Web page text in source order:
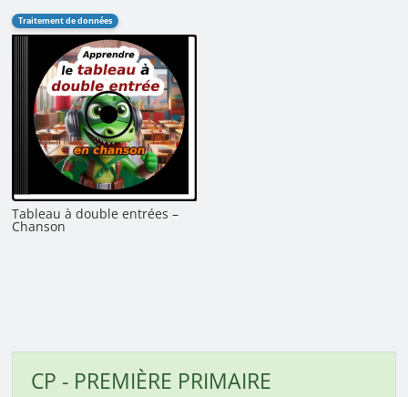
Traitement de données
Tableau à double entrées –
Chanson
CP - PREMIÈRE PRIMAIRE